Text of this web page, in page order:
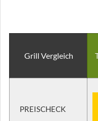
Grill Vergleich
PREISCHECK